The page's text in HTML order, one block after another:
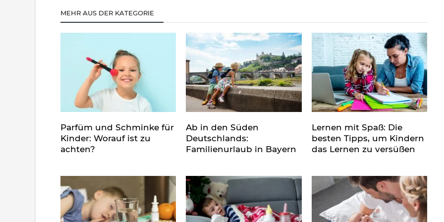
MEHR AUS DER KATEGORIE
Parfüm und Schminke für
Kinder: Worauf ist zu
achten?
Ab in den Süden
Deutschlands:
Familienurlaub in Bayern
Lernen mit Spaß: Die
besten Tipps, um Kindern
das Lernen zu versüßen